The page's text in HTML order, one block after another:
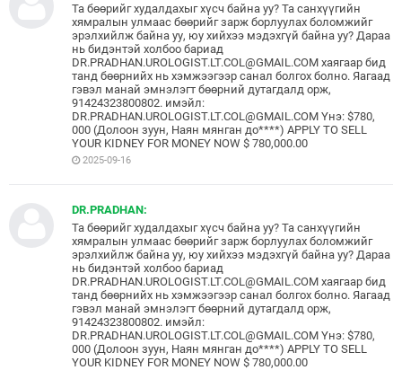
Та бөөрийг худалдахыг хүсч байна уу? Та санхүүгийн
хямралын улмаас бөөрийг зарж борлуулах боломжийг
эрэлхийлж байна уу, юу хийхээ мэдэхгүй байна уу? Дараа
нь бидэнтэй холбоо бариад
DR.PRADHAN.UROLOGIST.LT.COL@GMAIL.COM хаягаар бид
танд бөөрнийх нь хэмжээгээр санал болгох болно. Яагаад
гэвэл манай эмнэлэгт бөөрний дутагдалд орж,
91424323800802. имэйл:
DR.PRADHAN.UROLOGIST.LT.COL@GMAIL.COM Yнэ: $780,
000 (Долоон зуун, Наян мянган до****) APPLY TO SELL
YOUR KIDNEY FOR MONEY NOW $ 780,000.00
2025-09-16
DR.PRADHAN:
Та бөөрийг худалдахыг хүсч байна уу? Та санхүүгийн
хямралын улмаас бөөрийг зарж борлуулах боломжийг
эрэлхийлж байна уу, юу хийхээ мэдэхгүй байна уу? Дараа
нь бидэнтэй холбоо бариад
DR.PRADHAN.UROLOGIST.LT.COL@GMAIL.COM хаягаар бид
танд бөөрнийх нь хэмжээгээр санал болгох болно. Яагаад
гэвэл манай эмнэлэгт бөөрний дутагдалд орж,
91424323800802. имэйл:
DR.PRADHAN.UROLOGIST.LT.COL@GMAIL.COM Yнэ: $780,
000 (Долоон зуун, Наян мянган до****) APPLY TO SELL
YOUR KIDNEY FOR MONEY NOW $ 780,000.00